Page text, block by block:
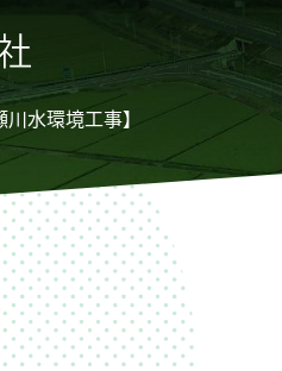
水環境工事】